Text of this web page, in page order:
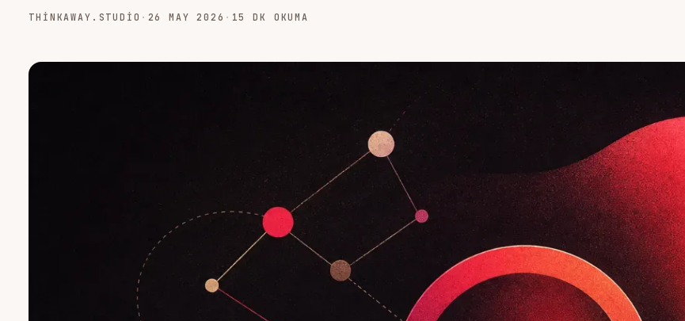
THINKAWAY.STUDIO · 26 MAY 2026 · 15 DK OKUMA